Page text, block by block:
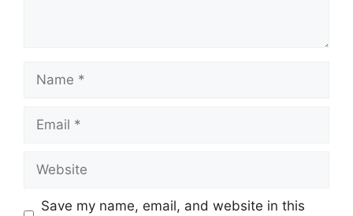
Save my name, email, and website in this